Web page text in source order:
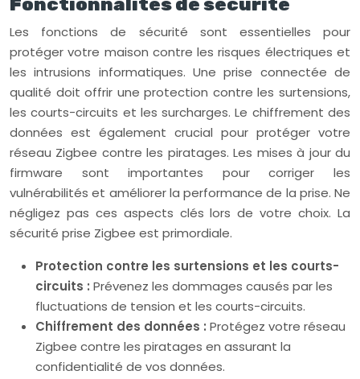
Les fonctions de sécurité sont essentielles pour
protéger votre maison contre les risques électriques et
les intrusions informatiques. Une prise connectée de
qualité doit offrir une protection contre les surtensions,
les courts-circuits et les surcharges. Le chiffrement des
données est également crucial pour protéger votre
réseau Zigbee contre les piratages. Les mises à jour du
firmware sont importantes pour corriger les
vulnérabilités et améliorer la performance de la prise. Ne
négligez pas ces aspects clés lors de votre choix. La
sécurité prise Zigbee est primordiale.
Protection contre les surtensions et les courts-
circuits : Prévenez les dommages causés par les
fluctuations de tension et les courts-circuits.
Chiffrement des données : Protégez votre réseau
Zigbee contre les piratages en assurant la
confidentialité de vos données.